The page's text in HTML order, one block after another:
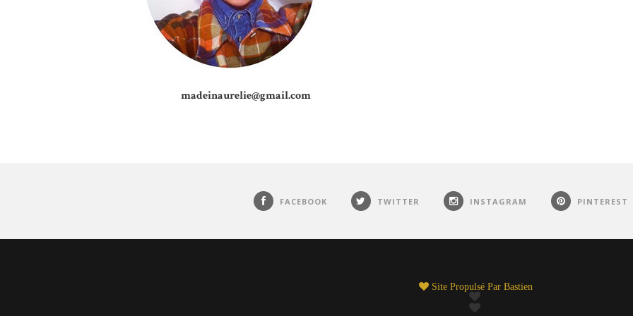
madeinaurelie@gmail.com
FACEBOOK TWITTER INSTAGRAM PINTEREST
Site Propulsé Par Bastien